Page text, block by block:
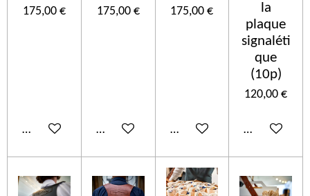
175,00 €
In den Warenkorb
175,00 €
In den Warenkorb
175,00 €
In den Warenkorb
la
plaque
signaléti
que
(10p)
120,00 €
In den